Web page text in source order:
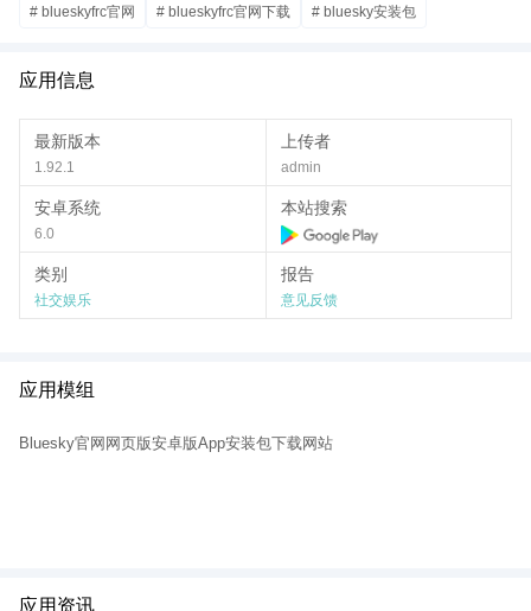
在该平台上。例如，你的推文会显示在 Twitter 上，你的照片会显示
但由于 Bluesky 试图变得更加开放，未来它可以让帖子轻松地在不
如何加入 Bluesky？
由于 Bluesky 仍在开发中，目前仅限邀请使用。格雷伯女士上个月
在该平台的一篇帖子中表示，该应用正在构建审核工具，然后才会
向公众开放。要注册，人们需要现有用户的邀请码。
Bluesky 为何会流行？
自从马斯克收购 Twitter 以来，他已经改变了这项服务，取消了平台
因此，Twitter 用户开始尝试替代方案。近几个月来，一些人已经迁
移到 Mastodon，这是另一个去中心化的社交媒体平台，该平台表
要离开 Twitter 的愿望。该项目始于 2019 年，当时 Twitter 的首席
# blueskyfrc官网 # blueskyfrc官网下载 # bluesky安装包
应用信息
最新版本
1.92.1
上传者
admin
安卓系统
6.0
本站搜索
类别
社交娱乐
报告
意见反馈
应用模组
Bluesky官网网页版安卓版App安装包下载网站
应用资讯